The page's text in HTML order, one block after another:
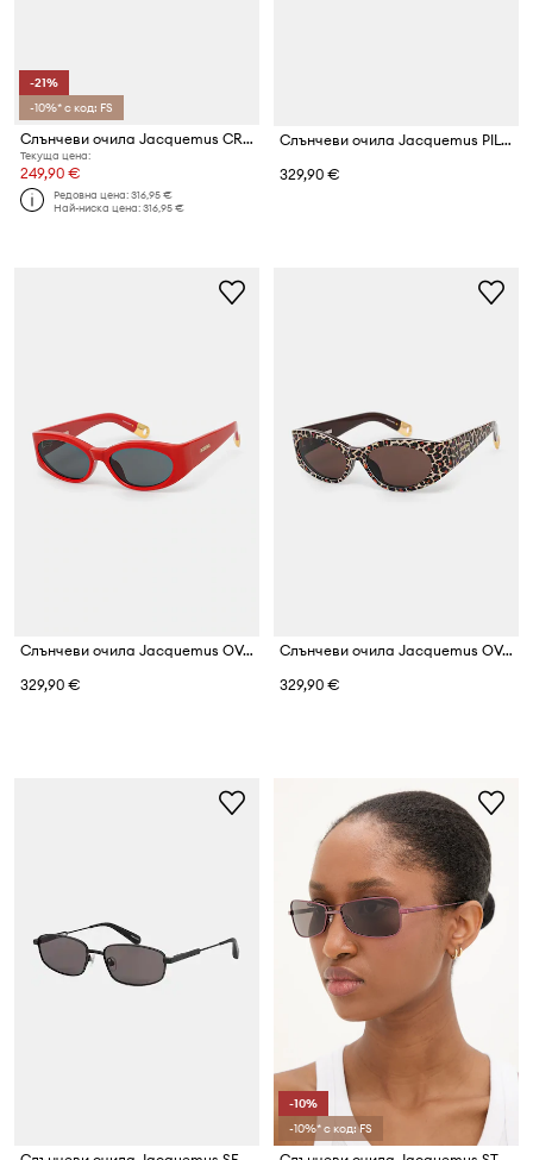
-21%
-10%* с код: FS
Слънчеви очила Jacquemus CROISIERE
Текуща цена:
249,90 €
Редовна цена:316,95 €
Най-ниска цена:316,95 €
Слънчеви очила Jacquemus PILOTA
329,90 €
Слънчеви очила Jacquemus OVALO
329,90 €
Слънчеви очила Jacquemus OVALO
329,90 €
-10%
-10%* с код: FS